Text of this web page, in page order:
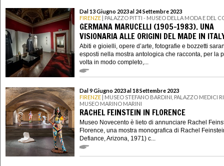
Dal 13 Giugno 2023 al 24 Settembre 2023
FIRENZE | PALAZZO PITTI - MUSEO DELLA MODA E DEL
GERMANA MARUCELLI (1905-1983). UNA
VISIONARIA ALLE ORIGINI DEL MADE IN
Abiti e gioielli, opere d’arte, fotografie e bozzetti
esposti nella mostra antologica che racconta, per la
volta in modo completo,...
Dal 9 Giugno 2023 al 18 Settembre 2023
FIRENZE | MUSEO STEFANO BARDINI, PALAZZO MEDICI
MUSEO MARINO MARINI
RACHEL FEINSTEIN IN FLORENCE
Museo Novecento è lieto di annunciare Rachel
Florence, una mostra monografica di Rachel
Defiance, Arizona, 1971) c...